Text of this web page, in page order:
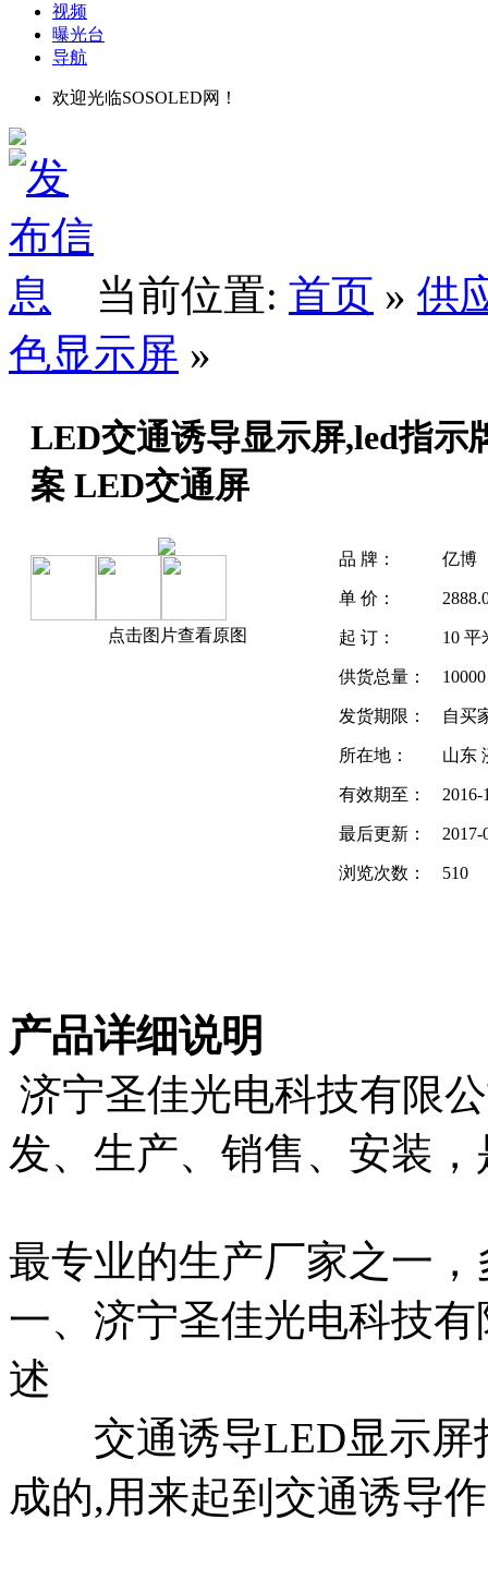
视频
曝光台
导航
欢迎光临SOSOLED网！
当前位置: 首页 » 供
色显示屏 »
LED交通诱导显示屏,led指示
案 LED交通屏
点击图片查看原图
品 牌： 亿博
单 价：
起 订： 10
供货总量：
发货期限： 自买
所在地： 山东
有效期至：
最后更新： 2017-
浏览次数： 510
产品详细说明
济宁圣佳光电科技有限
发、生产、销售、安装
最专业的生产厂家之一
一、济宁圣佳光电科技
述
交通诱导LED显示屏
成的,用来起到交通诱导